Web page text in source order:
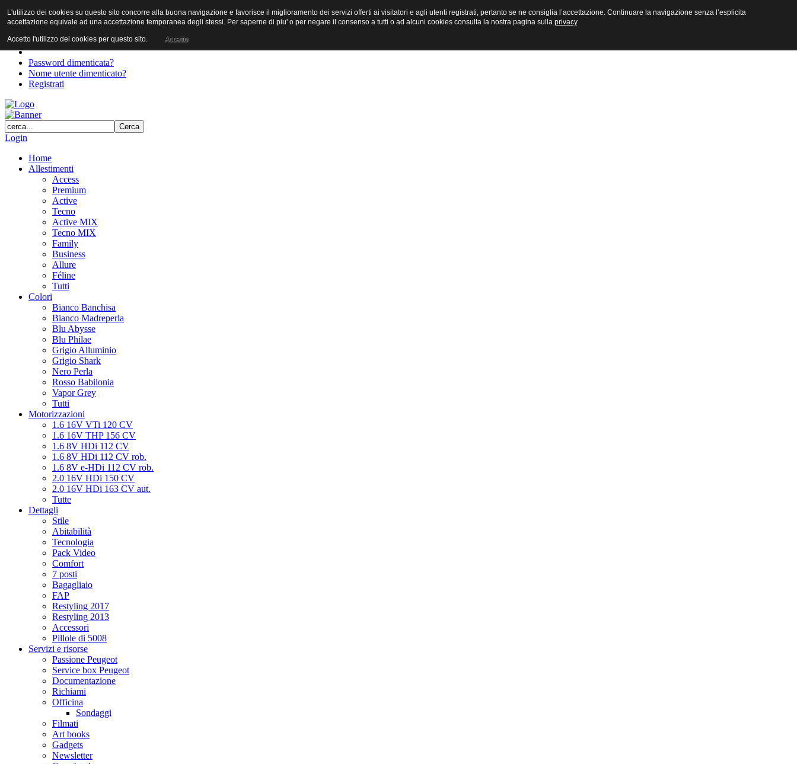
User
Password
Password dimenticata?
Nome utente dimenticato?
Registrati
Login
Home
Allestimenti
Access
Premium
Active
Tecno
Active MIX
Tecno MIX
Family
Business
Allure
Féline
Tutti
Colori
Bianco Banchisa
Bianco Madreperla
Blu Abysse
Blu Philae
Grigio Alluminio
Grigio Shark
Nero Perla
Rosso Babilonia
Vapor Grey
Tutti
Motorizzazioni
1.6 16V VTi 120 CV
1.6 16V THP 156 CV
1.6 8V HDi 112 CV
1.6 8V HDi 112 CV rob.
1.6 8V e-HDi 112 CV rob.
2.0 16V HDi 150 CV
2.0 16V HDi 163 CV aut.
Tutte
Dettagli
Stile
Abitabilità
Tecnologia
Pack Video
Comfort
7 posti
Bagagliaio
FAP
Restyling 2017
Restyling 2013
Accessori
Pillole di 5008
Servizi e risorse
Passione Peugeot
Service box Peugeot
Documentazione
Richiami
Officina
Sondaggi
Filmati
Art books
Gadgets
Newsletter
L'utilizzo dei cookies su questo sito concorre alla buona navigazione e favorisce il miglioramento dei servizi offerti ai visitatori e agli utenti registrati, pertanto se ne consiglia l’accettazione. Continuare la navigazione senza l’esplicita
accettazione equivale ad una accettazione temporanea degli stessi. Per saperne di piu' o per negare il consenso a tutti o ad alcuni cookies consulta la nostra pagina sulla privacy.
Accetto l'utilizzo dei cookies per questo sito. Accetto